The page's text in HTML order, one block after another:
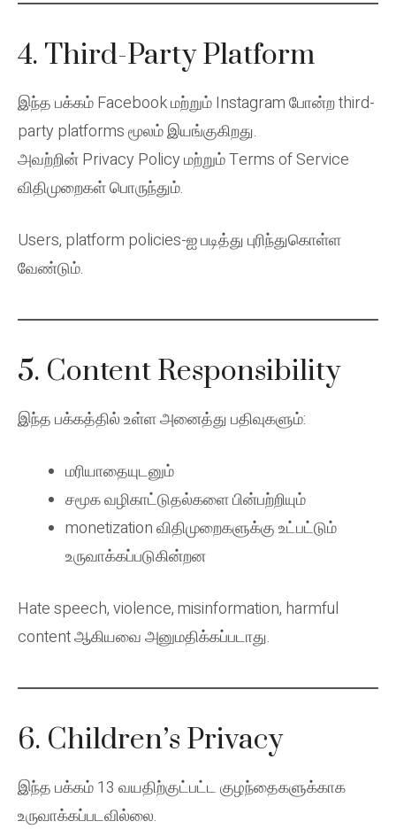
4. Third-Party Platform
இந்த பக்கம் Facebook மற்றும் Instagram போன்ற third-
party platforms மூலம் இயங்குகிறது.
அவற்றின் Privacy Policy மற்றும் Terms of Service
விதிமுறைகள் பொருந்தும்.
Users, platform policies-ஐ படித்து புரிந்துகொள்ள
வேண்டும்.
5. Content Responsibility
இந்த பக்கத்தில் உள்ள அனைத்து பதிவுகளும்:
மரியாதையுடனும்
சமூக வழிகாட்டுதல்களை பின்பற்றியும்
monetization விதிமுறைகளுக்கு உட்பட்டும்
உருவாக்கப்படுகின்றன
Hate speech, violence, misinformation, harmful
content ஆகியவை அனுமதிக்கப்படாது.
6. Children’s Privacy
இந்த பக்கம் 13 வயதிற்குட்பட்ட குழந்தைகளுக்காக
உருவாக்கப்படவில்லை.